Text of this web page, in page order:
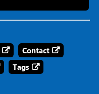
Contact
Tags